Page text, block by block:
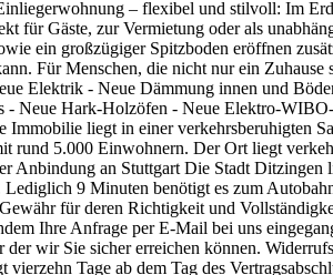
– flexibel und stilvoll: Im
für Gäste, zur Vermietung oder als
ein großzügiger Spitzboden eröffnen
Für Menschen, die nicht nur ein Zuhause
Elektrik - Neue Dämmung innen und
- Neue Hark-Holzöfen - Neue Elektro-
liegt in einer verkehrsberuhigten
rund 5.000 Einwohnern. Der Ort liegt
Anbindung an Stuttgart Die Stadt Ditzingen
9 Minuten benötigt es zum
für deren Richtigkeit und
Ihre Anfrage per E-Mail bei uns
wir Sie sicher erreichen können.
Tage ab dem Tag des